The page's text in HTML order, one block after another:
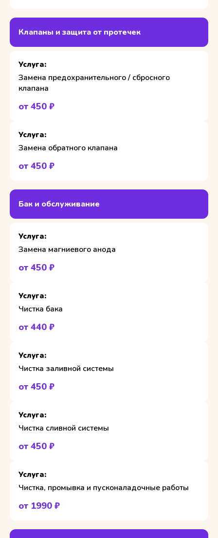
Клапаны и защита от протечек
Замена предохранительного / сбросного
клапана
от 450 ₽
Замена обратного клапана
от 450 ₽
Бак и обслуживание
Замена магниевого анода
от 450 ₽
Чистка бака
от 440 ₽
Чистка заливной системы
от 450 ₽
Чистка сливной системы
от 450 ₽
Чистка, промывка и пусконаладочные работы
от 1990 ₽